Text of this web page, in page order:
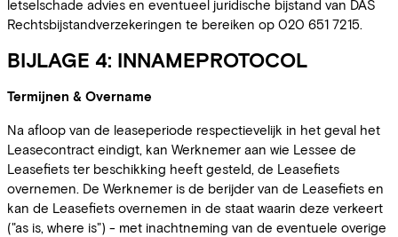
letselschade advies en eventueel juridische bijstand van DAS
Rechtsbijstandverzekeringen te bereiken op 020 651 7215.
BIJLAGE 4: INNAMEPROTOCOL
Termijnen & Overname
Na afloop van de leaseperiode respectievelijk in het geval het
Leasecontract eindigt, kan Werknemer aan wie Lessee de
Leasefiets ter beschikking heeft gesteld, de Leasefiets
overnemen. De Werknemer is de berijder van de Leasefiets en
kan de Leasefiets overnemen in de staat waarin deze verkeert
("as is, where is") - met inachtneming van de eventuele overige